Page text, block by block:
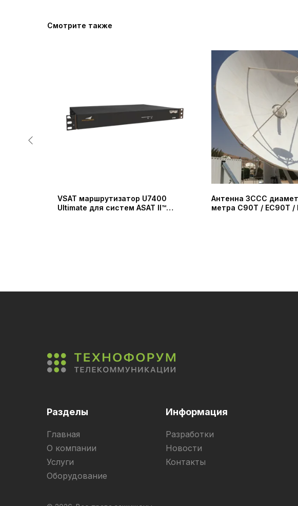
Смотрите также
VSAT маршрутизатор U7400
Ultimate для систем ASAT II™
Антенна ЗССС
метра C90T / EC90T /
Разделы Информация
Главная
О компании
Услуги
Оборудование
Разработки
Новости
Контакты